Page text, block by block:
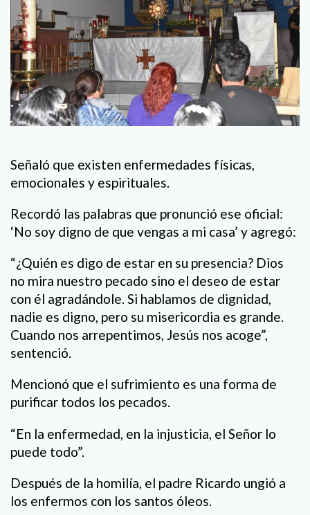
Señaló que existen enfermedades físicas,
emocionales y espirituales.
Recordó las palabras que pronunció ese oficial:
‘No soy digno de que vengas a mi casa’ y agregó:
“¿Quién es digo de estar en su presencia? Dios
no mira nuestro pecado sino el deseo de estar
con él agradándole. Si hablamos de dignidad,
nadie es digno, pero su misericordia es grande.
Cuando nos arrepentimos, Jesús nos acoge”,
sentenció.
Mencionó que el sufrimiento es una forma de
purificar todos los pecados.
“En la enfermedad, en la injusticia, el Señor lo
puede todo”.
Después de la homilía, el padre Ricardo ungió a
los enfermos con los santos óleos.